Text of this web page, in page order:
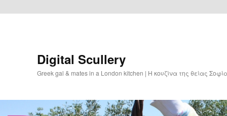
Digital Scullery
Greek gal & mates in a London kitchen | Η κουζίνα της θείας